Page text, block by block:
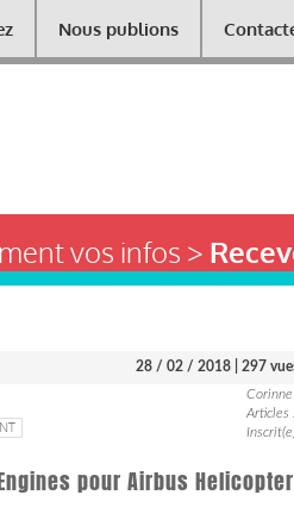
Nous publions
vos infos >
28 / 02 / 2018 | 297
Articles
pour Airbus